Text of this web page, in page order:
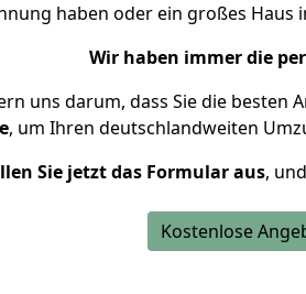
haben oder ein großes
Wir haben immer die
uns darum, dass Sie die besten
, um Ihren deutschlandweiten
Sie jetzt das Formular aus,
Kostenlose